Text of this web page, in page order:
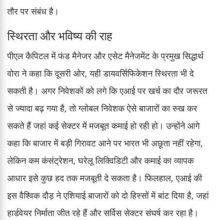
तौर पर संबंध है।
स्थिरता और भविष्य की राह
पीएल कैपिटल में फंड मैनेजर और एसेट मैनेजमेंट के प्रमुख सिद्धार्थ
वोरा ने कहा कि दूसरी ओर, यही डायवर्सिफिकेशन स्थिरता भी दे
सकती है। अगर निवेशकों को लगे कि एआई पर खर्च का दौर जरूरत
से ज्यादा बढ़ गया है, तो ग्लोबल निवेशक ऐसे बाजारों का रुख कर
सकते हैं जहां कई सेक्टर में मजबूत कमाई हो रही हो। उन्होंने आगे
कहा कि बाजार में बड़ी गिरावट आने पर भारत भी अछूता नहीं रहेगा,
लेकिन कम कंसंट्रेशन, घरेलू लिक्विडिटी और कमाई का व्यापक
आधार इसे कुछ हद तक मजबूती दे सकता है। फिलहाल, एआई की
इस वैश्विक दौड़ ने एशियाई बाजारों को दो हिस्सों में बांट दिया है, जहां
हार्डवेयर निर्माता जीत रहे हैं और सर्विस सेक्टर संघर्ष कर रहा है।